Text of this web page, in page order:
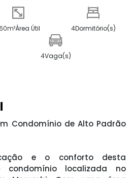
Área Útil 4Dormitório(s)
4Vaga(s)
Condomínio de Alto Padrão
e o conforto desta
localizada no